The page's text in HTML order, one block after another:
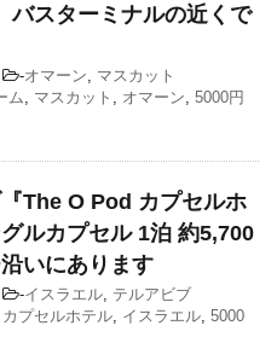
スターミナルの近くで
-オマーン
マスカット
ム
マスカット オマーン 5000円
The O Pod カプセルホ
ルカプセル 1泊 約5,700
いにあります
-イスラエル テルアビブ
カプセルホテル イスラエル 5000